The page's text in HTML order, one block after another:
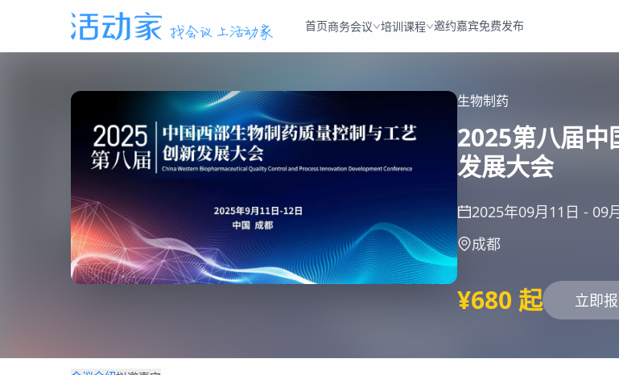
首页商务会议 培训课程 邀约嘉宾免费发布
生物制药
2025第八届中
发展大会
2025年09月11日 - 09
成都
¥680 起 立即